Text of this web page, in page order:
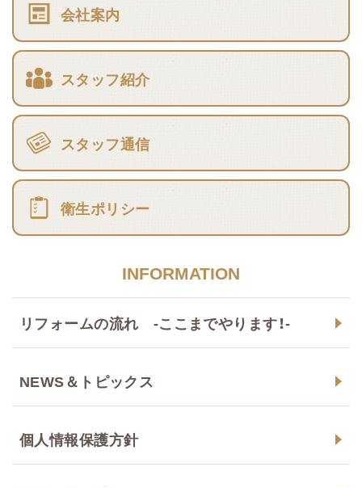
会社案内
スタッフ紹介
スタッフ通信
衛生ポリシー
INFORMATION
リフォームの流れ -ここまでやります！-
NEWS＆トピックス
個人情報保護方針